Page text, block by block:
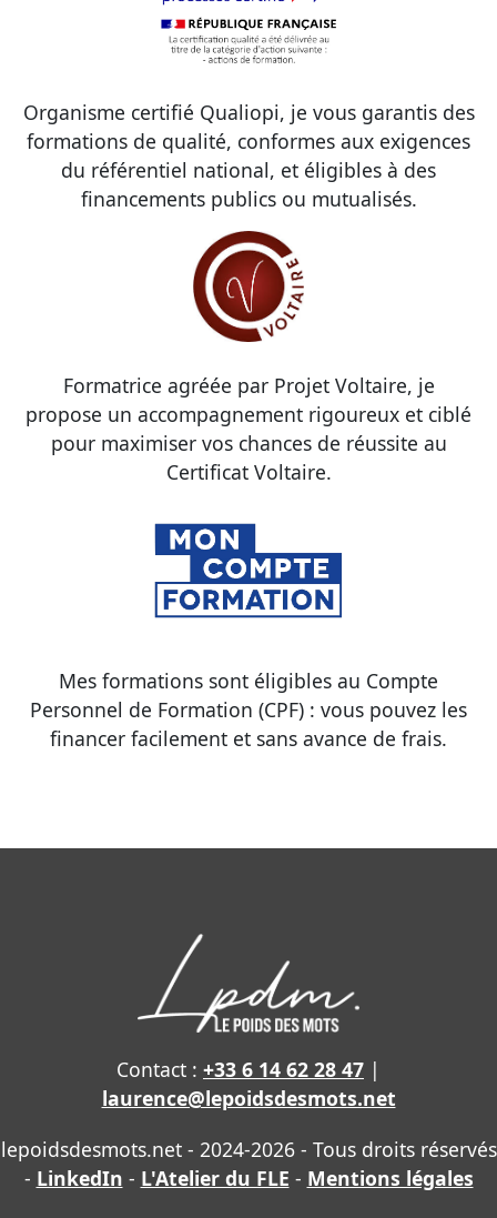
Organisme certifié Qualiopi, je vous garantis des
formations de qualité, conformes aux exigences
du référentiel national, et éligibles à des
financements publics ou mutualisés.
Formatrice agréée par Projet Voltaire, je
propose un accompagnement rigoureux et ciblé
pour maximiser vos chances de réussite au
Certificat Voltaire.
Mes formations sont éligibles au Compte
Personnel de Formation (CPF) : vous pouvez les
financer facilement et sans avance de frais.
Contact : +33 6 14 62 28 47 |
laurence@lepoidsdesmots.net
lepoidsdesmots.net - 2024-2026 - Tous droits réservés
- LinkedIn - L'Atelier du FLE - Mentions légales